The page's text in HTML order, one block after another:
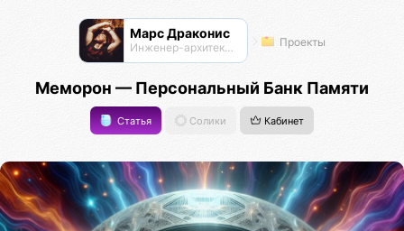
Марс Драконис
Инженер-архитектор Проекты
Меморон — Персональный Банк Памяти
Статья Солики Кабинет